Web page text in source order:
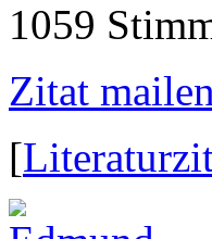
1059
Zitat
[